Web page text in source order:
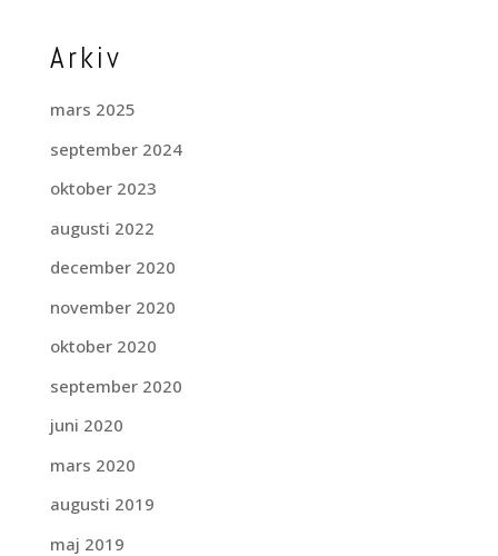
Arkiv
mars 2025
september 2024
oktober 2023
augusti 2022
december 2020
november 2020
oktober 2020
september 2020
juni 2020
mars 2020
augusti 2019
maj 2019